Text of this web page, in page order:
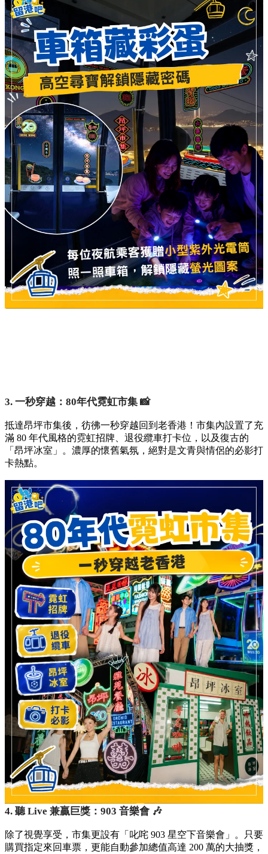
3. 一秒穿越：80年代霓虹市集 📸
抵達昂坪市集後，彷彿一秒穿越回到老香港！市集內設置了充
滿 80 年代風格的霓虹招牌、退役纜車打卡位，以及復古的
「昂坪冰室」。濃厚的懷舊氣氛，絕對是文青與情侶的必影打
卡熱點。
4. 聽 Live 兼贏巨獎：903 音樂會 🎶
除了視覺享受，市集更設有「叱咤 903 星空下音樂會」。只要
購買指定來回車票，更能自動參加總值高達 200 萬的大抽獎，